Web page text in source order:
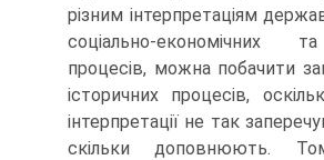
різним інтерпретаціям
соціально-економічних
процесів, можна побачити
історичних процесів,
інтерпретації не так
скільки доповнюють.